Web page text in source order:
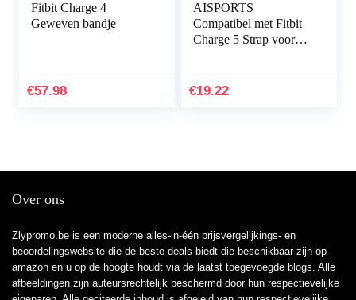
Fitbit Charge 4
Geweven bandje
€57.98
AISPORTS
Compatibel met Fitbit
Charge 5 Strap voor
Rhinestones sieraden…
€19.22
Over ons
Zlypromo.be is een moderne alles-in-één prijsvergelijkings- en
beoordelingswebsite die de beste deals biedt die beschikbaar zijn op
amazon en u op de hoogte houdt via de laatst toegevoegde blogs. Alle
afbeeldingen zijn auteursrechtelijk beschermd door hun respectievelijke